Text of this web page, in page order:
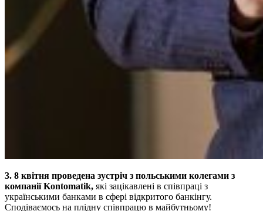
3. 8 квітня проведена зустріч з польськими колегами з
компанії Kontomatik, які зацікавлені в співпраці з
українськими банками в сфері відкритого банкінгу.
Сподіваємось на плідну співпрацю в майбутньому!